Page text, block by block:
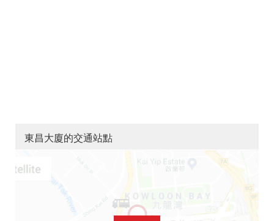
東昌大廈的交通站點